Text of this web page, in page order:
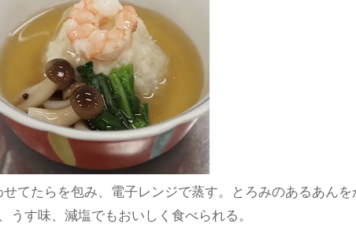
てたらを包み、電子レンジで蒸す。とろみのあるあんを
うす味、減塩でもおいしく食べられる。